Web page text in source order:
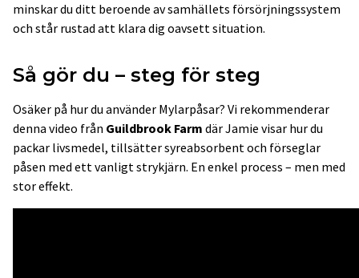
minskar du ditt beroende av samhällets försörjningssystem
och står rustad att klara dig oavsett situation.
Så gör du – steg för steg
Osäker på hur du använder Mylarpåsar? Vi rekommenderar
denna video från Guildbrook Farm där Jamie visar hur du
packar livsmedel, tillsätter syreabsorbent och förseglar
påsen med ett vanligt strykjärn. En enkel process – men med
stor effekt.